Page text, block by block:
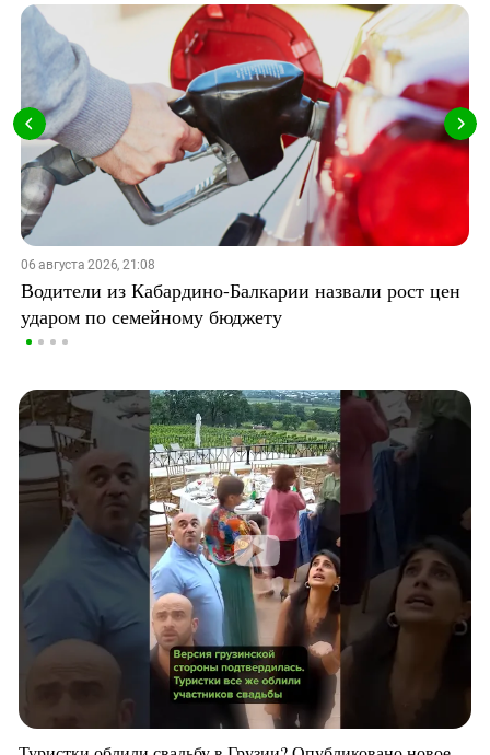
06 августа 2026, 21:08
Водители из Кабардино-Балкарии назвали рост цен
ударом по семейному бюджету